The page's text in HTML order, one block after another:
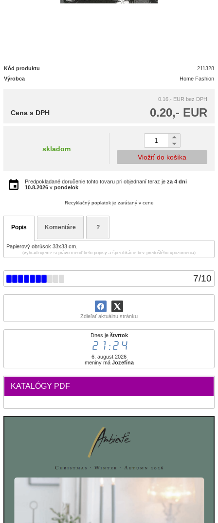
7/10
Zdieľať aktuálnu stránku
Dnes je štvrtok
21:24
6. august 2026
meniny má Jozefína
KATALÓGY PDF
Kód produktu
211328
Výrobca
Home Fashion
0.16,- EUR bez DPH
0.20,- EUR
Cena s DPH
skladom
Vložiť do košíka
Predpokladané doručenie tohto tovaru pri objednaní teraz je za 4 dni
10.8.2026 v pondelok
Recyklačný poplatok je zarátaný v cene
Popis Komentáre ?
Papierový obrúsok 33x33 cm.
(vyhradzujeme si právo meniť tieto popisy a špecifikácie bez predošlého upozornenia)